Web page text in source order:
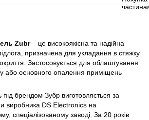
Zubr– це високоякісна та надійна
призначена для укладання в стяжку
покриття. Застосовується для облаштування
або основного опалення приміщень
брендом Зубр виготовляється за
виробника DS Electronics на
спеціалізованому заводі. За 20 років